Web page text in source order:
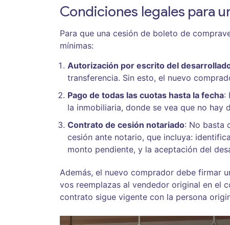
Condiciones legales para
Para que una cesión de boleto de
mínimas:
Autorización por escrito del
transferencia. Sin esto, el nuevo
Pago de todas las cuotas hasta la fecha:
la inmobiliaria, donde se vea que no hay
Contrato de cesión notariado: No basta
cesión ante notario, que incluya:
monto pendiente, y la aceptación del
Además, el nuevo comprador debe firmar
vos reemplazas al vendedor original en el
contrato sigue vigente con la persona